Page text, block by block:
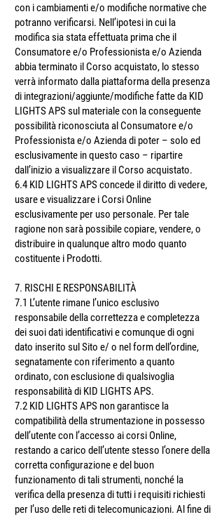
con i cambiamenti e/o modifiche normative che
potranno verificarsi. Nell’ipotesi in cui la
modifica sia stata effettuata prima che il
Consumatore e/o Professionista e/o Azienda
abbia terminato il Corso acquistato, lo stesso
verrà informato dalla piattaforma della presenza
di integrazioni/aggiunte/modifiche fatte da KID
LIGHTS APS sul materiale con la conseguente
possibilità riconosciuta al Consumatore e/o
Professionista e/o Azienda di poter – solo ed
esclusivamente in questo caso – ripartire
dall’inizio a visualizzare il Corso acquistato.
6.4 KID LIGHTS APS concede il diritto di vedere,
usare e visualizzare i Corsi Online
esclusivamente per uso personale. Per tale
ragione non sarà possibile copiare, vendere, o
distribuire in qualunque altro modo quanto
costituente i Prodotti.
7. RISCHI E RESPONSABILITÀ
7.1 L’utente rimane l’unico esclusivo
responsabile della correttezza e completezza
dei suoi dati identificativi e comunque di ogni
dato inserito sul Sito e/ o nel form dell’ordine,
segnatamente con riferimento a quanto
ordinato, con esclusione di qualsivoglia
responsabilità di KID LIGHTS APS.
7.2 KID LIGHTS APS non garantisce la
compatibilità della strumentazione in possesso
dell’utente con l’accesso ai corsi Online,
restando a carico dell’utente stesso l’onere della
corretta configurazione e del buon
funzionamento di tali strumenti, nonché la
verifica della presenza di tutti i requisiti richiesti
per l’uso delle reti di telecomunicazioni. Al fine di